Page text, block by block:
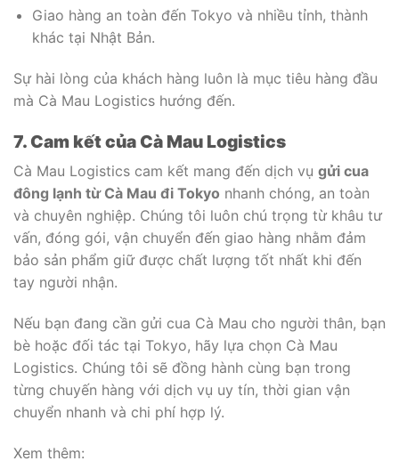
Giao hàng an toàn đến Tokyo và nhiều tỉnh, thành
khác tại Nhật Bản.
Sự hài lòng của khách hàng luôn là mục tiêu hàng đầu
mà Cà Mau Logistics hướng đến.
7. Cam kết của Cà Mau Logistics
Cà Mau Logistics cam kết mang đến dịch vụ gửi cua
đông lạnh từ Cà Mau đi Tokyo nhanh chóng, an toàn
và chuyên nghiệp. Chúng tôi luôn chú trọng từ khâu tư
vấn, đóng gói, vận chuyển đến giao hàng nhằm đảm
bảo sản phẩm giữ được chất lượng tốt nhất khi đến
tay người nhận.
Nếu bạn đang cần gửi cua Cà Mau cho người thân, bạn
bè hoặc đối tác tại Tokyo, hãy lựa chọn Cà Mau
Logistics. Chúng tôi sẽ đồng hành cùng bạn trong
từng chuyến hàng với dịch vụ uy tín, thời gian vận
chuyển nhanh và chi phí hợp lý.
Xem thêm: